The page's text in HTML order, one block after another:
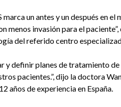
un antes y un después en
menos invasión para el
del referido centro
y definir planes de tratamiento
pacientes.”, dijo la doctora
años de experiencia en España.